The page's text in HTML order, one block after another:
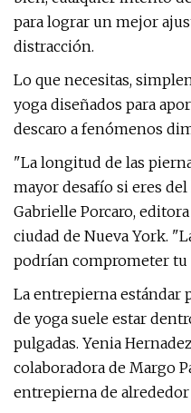
para lograr un mejor
distracción.
Lo que necesitas,
yoga diseñados para
descaro a fenómenos
"La longitud de las
mayor desafío si eres
Gabrielle Porcaro,
ciudad de Nueva York.
podrían comprometer tu
La entrepierna estándar
de yoga suele estar
pulgadas. Yenia
colaboradora de Margo
entrepierna de alrededor